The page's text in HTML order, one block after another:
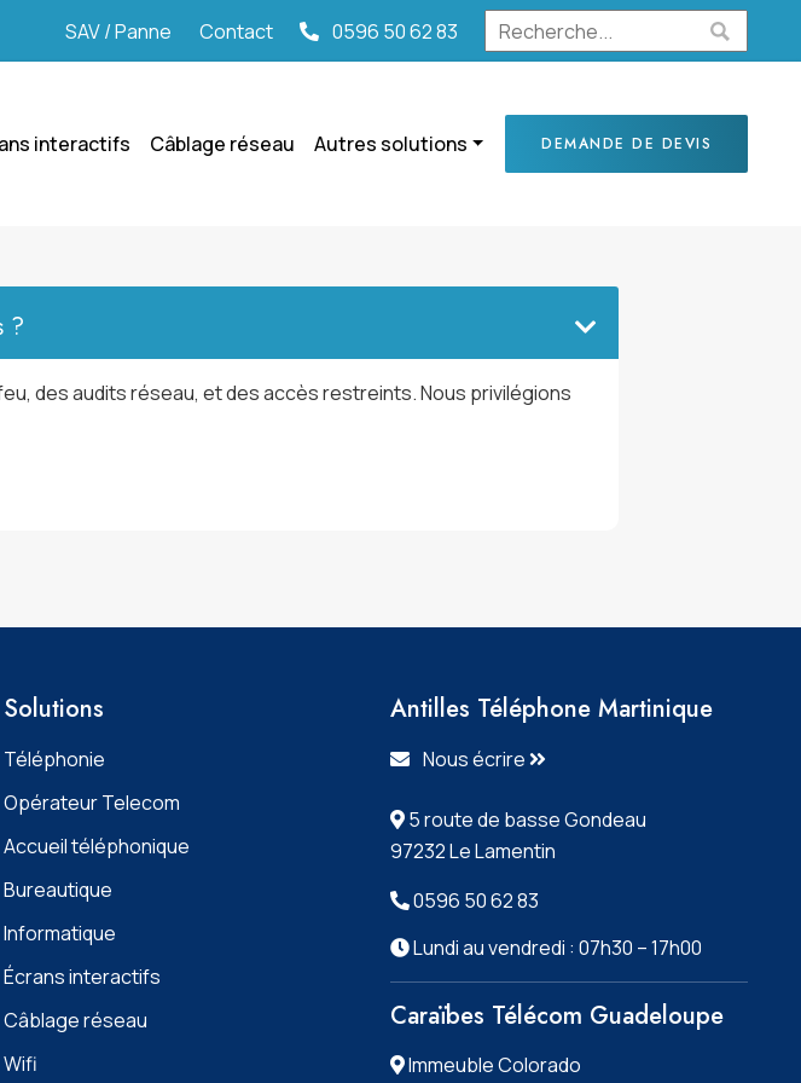
SAV / Panne Contact 0596 50 62 83
interactifs Câblage réseau Autres solutions DEMANDE DE DEVIS
?
des audits réseau, et des accès restreints. Nous privilégions
Solutions
Téléphonie
Opérateur Telecom
Accueil téléphonique
Bureautique
Informatique
Écrans interactifs
Câblage réseau
Wifi
Antilles Téléphone Martinique
Nous écrire
5 route de basse Gondeau
97232 Le Lamentin
0596 50 62 83
Lundi au vendredi : 07h30 – 17h00
Caraïbes Télécom Guadeloupe
Immeuble Colorado